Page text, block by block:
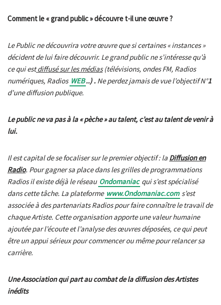
Comment le « grand public » découvre t-il une œuvre ?
Le Public ne découvrira votre œuvre que si certaines « instances »
décident de lui faire découvrir. Le grand public ne s’intéresse qu’à
ce qui estdiffusé sur les médias(télévisions, ondes FM, Radios
numériques, Radios WEB..) . Ne perdez jamais de vue l’objectif N°1
d’une diffusion publique.
Le public ne va pas à la « pèche » au talent, c’est au talent de venir à
lui.
Il est capital de se focaliser sur le premier objectif : la Diffusion en
Radio. Pour gagner sa place dans les grilles de programmations
Radios il existe déjà le réseau Ondomaniac qui s’est spécialisé
dans cette tâche. La plateforme www.Ondomaniac.com s’est
associée à des partenariats Radios pour faire connaître le travail de
chaque Artiste. Cette organisation apporte une valeur humaine
ajoutée par l’écoute et l’analyse des œuvres déposées, ce qui peut
être un appui sérieux pour commencer ou même pour relancer sa
carrière.
Une Association qui part au combat de la diffusion des Artistes
inédits